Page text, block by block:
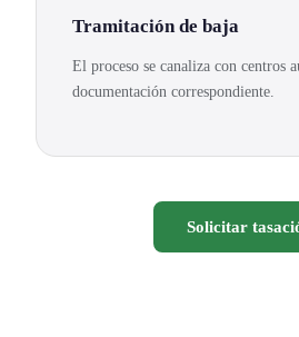
Tramitación de baja
El proceso se canaliza con centros
documentación correspondiente.
Solicitar